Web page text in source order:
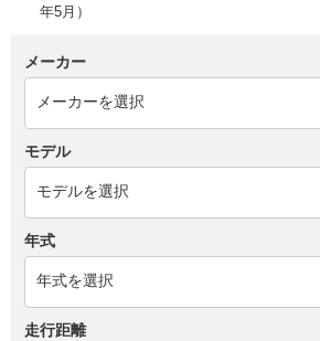
年5月）
メーカー
モデル
年式
走行距離